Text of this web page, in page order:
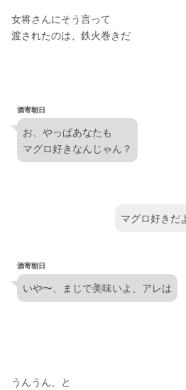
女将さんにそう言って
渡されたのは、鉄火巻きだ
酒寄朝日
お、やっぱあなたも
マグロ好きなんじゃん？
マグロ好きだ
酒寄朝日
いや〜、まじで美味いよ、アレは
うんうん、と